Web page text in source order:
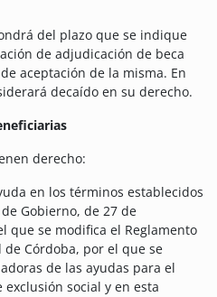
del plazo que se indique
de adjudicación de beca
aceptación de la misma. En
decaído en su derecho.
derecho:
en los términos establecidos
Gobierno, de 27 de
que se modifica el Reglamento
Córdoba, por el que se
de las ayudas para el
social y en esta